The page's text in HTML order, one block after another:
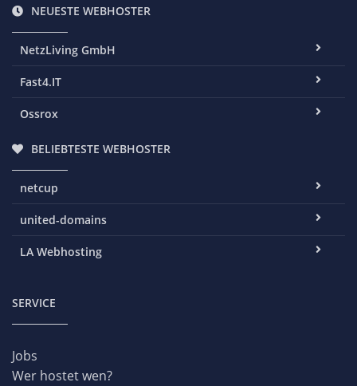
NEUESTE WEBHOSTER
NetzLiving GmbH
Fast4.IT
Ossrox
BELIEBTESTE WEBHOSTER
netcup
united-domains
LA Webhosting
SERVICE
Jobs
Wer hostet wen?